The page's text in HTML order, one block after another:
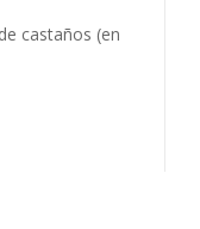
castaños (en